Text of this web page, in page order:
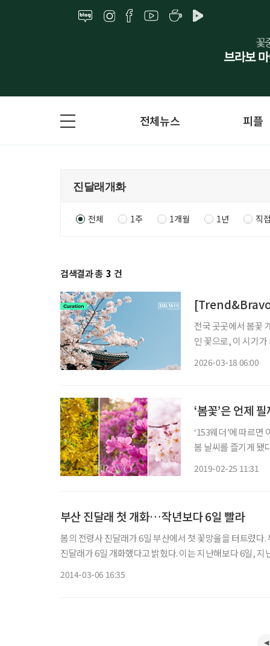
전체뉴스 피플
전체 1주 1개월 1년 직
검색결과 총 3 건
[Trend&Bravo]
전국 곳곳에서 봄꽃
인 꽃으로, 이 시기
2026-03-18 06:00
‘봄꽃’은 언제
‘153웨더’에 따르
봄 날씨를 즐기게 됐다. 봄꽃
2019-02-25 11:31
부산 진달래 첫 개화…작년보다 6일 빨라
봄의 전령사 진달래가 6일 부산에서 첫 꽃망울을 터트렸다. 부산기상청은 진달래 개화의 표준목으로 삼는 중구 대청동 복병산길의
진달래가 6일 개화했다고 밝혔다. 이는 지난해보다 6일, 지난 10년간의 평년보다 13일 빠른 것이다. 개화가 빨랐던 것은 2월 부산의
2014-03-06 16:35